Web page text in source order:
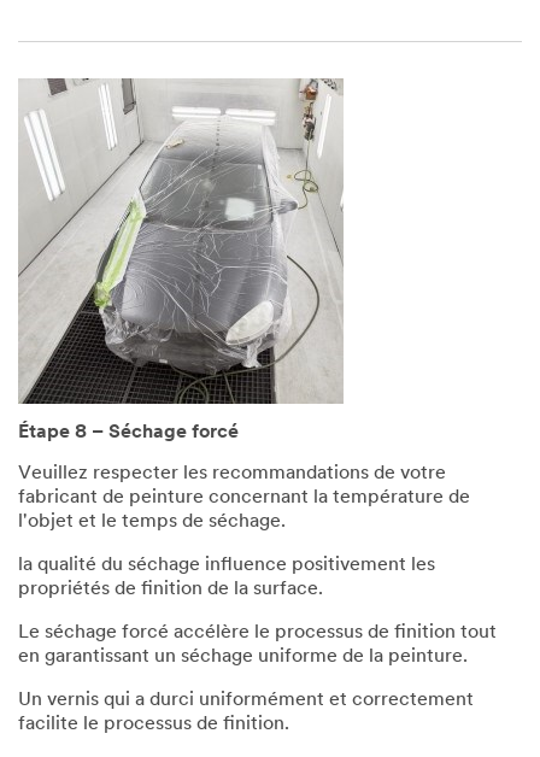
Étape 8 – Séchage forcé
Veuillez respecter les recommandations de votre
fabricant de peinture concernant la température de
l'objet et le temps de séchage.
la qualité du séchage influence positivement les
propriétés de finition de la surface.
Le séchage forcé accélère le processus de finition tout
en garantissant un séchage uniforme de la peinture.
Un vernis qui a durci uniformément et correctement
facilite le processus de finition.